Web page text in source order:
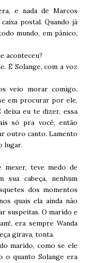
e nada de Marcos
postal. Quando já
mundo, em pânico,
aconteceu?
É Solange, com a voz
veio morar comigo.
em procurar por ele,
eu te dizer, essa
só pra você, então
outro canto. Lamento
lugar.
mexer, teve medo de
sua cabeça, nenhum
dos momentos
quais ela ainda não
suspeitas. O marido e
era sempre Wanda
girava, tonta.
marido, como se ele
o quanto Solange era